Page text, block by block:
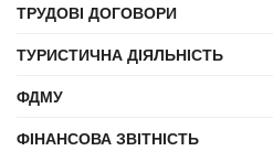
ТРУДОВІ ДОГОВОРИ
ТУРИСТИЧНА ДІЯЛЬНІСТЬ
ФДМУ
ФІНАНСОВА ЗВІТНІСТЬ